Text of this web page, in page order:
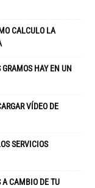
CALCULO LA
HAY EN UN
VÍDEO DE
SERVICIOS
A CAMBIO DE TU